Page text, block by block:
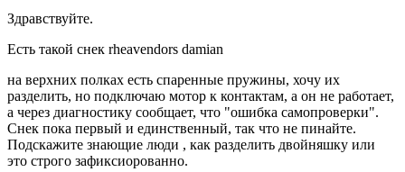
Здравствуйте.
Есть такой снек rheavendors damian
на верхних полках есть спаренные пружины, хочу их
разделить, но подключаю мотор к контактам, а он не работает,
а через диагностику сообщает, что "ошибка самопроверки".
Снек пока первый и единственный, так что не пинайте.
Подскажите знающие люди , как разделить двойняшку или
это строго зафиксиорованно.